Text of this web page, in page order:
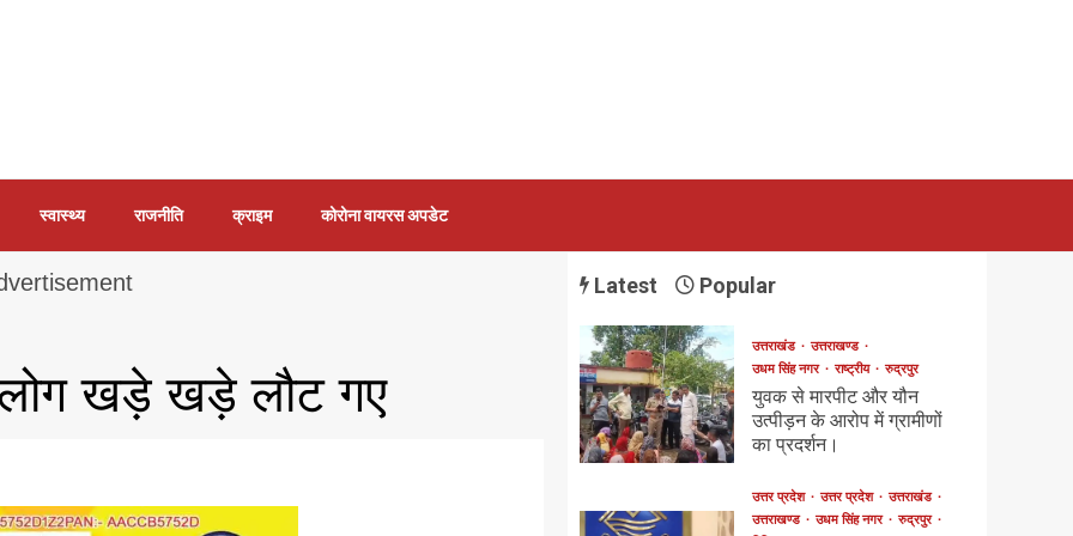
स्वास्थ्य राजनीति क्राइम कोरोना वायरस अपडेट
लोग‌ खड़े खड़े लौट गए
Latest Popular
उत्तराखंड
उत्तराखण्ड
उधम सिंह नगर
राष्ट्रीय रुद्रपुर
युवक से मारपीट और यौन
उत्पीड़न के आरोप में ग्रामीणों
का प्रदर्शन।
उत्तर प्रदेश उत्तर प्रदेश
उत्तराखंड
उत्तराखण्ड
उधम सिंह नगर
रुद्रपुर